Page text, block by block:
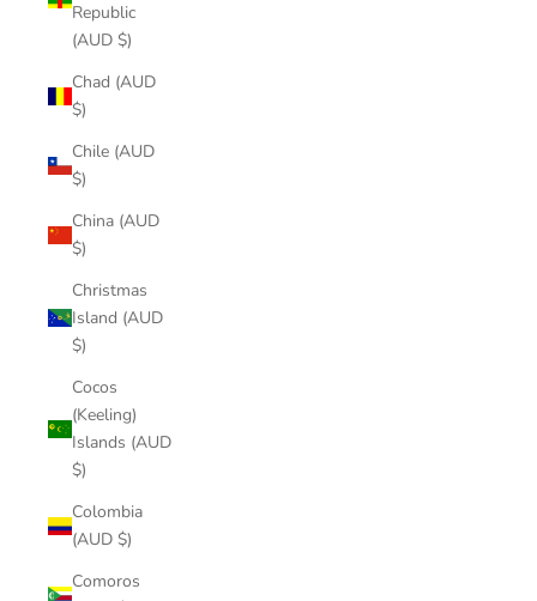
Republic
(AUD $)
Chad (AUD
$)
Chile (AUD
$)
China (AUD
$)
Christmas
Island (AUD
$)
Cocos
(Keeling)
Islands (AUD
$)
Colombia
(AUD $)
Comoros